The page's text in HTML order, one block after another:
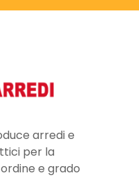
arredi e
per la
e grado